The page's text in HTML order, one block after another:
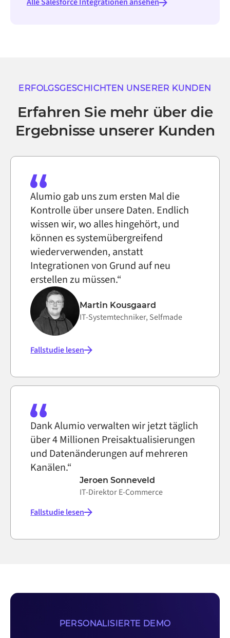
Alle Salesforce Integrationen ansehen
ERFOLGSGESCHICHTEN UNSERER KUNDEN
Erfahren Sie mehr über die
Ergebnisse unserer Kunden
Alumio gab uns zum ersten Mal die
Kontrolle über unsere Daten. Endlich
wissen wir, wo alles hingehört, und
können es systemübergreifend
wiederverwenden, anstatt
Integrationen von Grund auf neu
erstellen zu müssen.“
Martin Kousgaard
IT-Systemtechniker, Selfmade
Fallstudie lesen
Dank Alumio verwalten wir jetzt täglich
über 4 Millionen Preisaktualisierungen
und Datenänderungen auf mehreren
Kanälen.“
Jeroen Sonneveld
IT-Direktor E-Commerce
Fallstudie lesen
PERSONALISIERTE DEMO